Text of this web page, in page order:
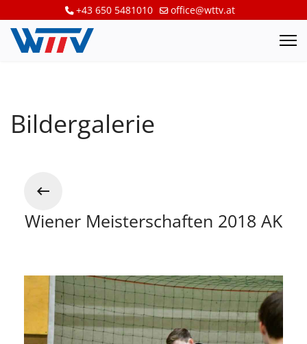
+43 650 5481010 office@wttv.at
Bildergalerie
Wiener Meisterschaften 2018 AK